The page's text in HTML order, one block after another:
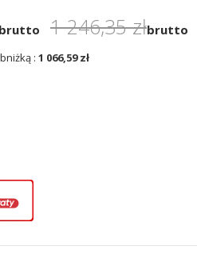
brutto 1 246,35 złbrutto
: 1 066,59 zł